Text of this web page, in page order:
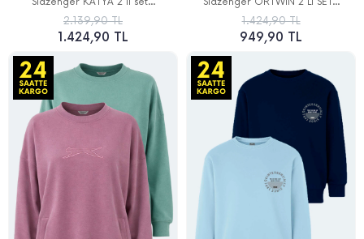
2.139,90 TL
1.424,90 TL
1.424,90 TL
949,90 TL